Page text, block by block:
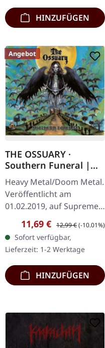
Vinyl…
HINZUFÜGEN
Angebot
THE OSSUARY ·
Southern Funeral |
DIGIPAK CD
Heavy Metal/Doom Metal.
Veröffentlicht am
01.02.2019, auf Supreme
Chaos Records.
Erstauflage als CD im
DigiPak mit 12-seitigem
Booklet. Geht es dir…
Verkaufspreis:
11,69 € Regulärer Preis:
12,99 €(-10.01%)
Sofort verfügbar,
Lieferzeit: 1-2 Werktage
HINZUFÜGEN